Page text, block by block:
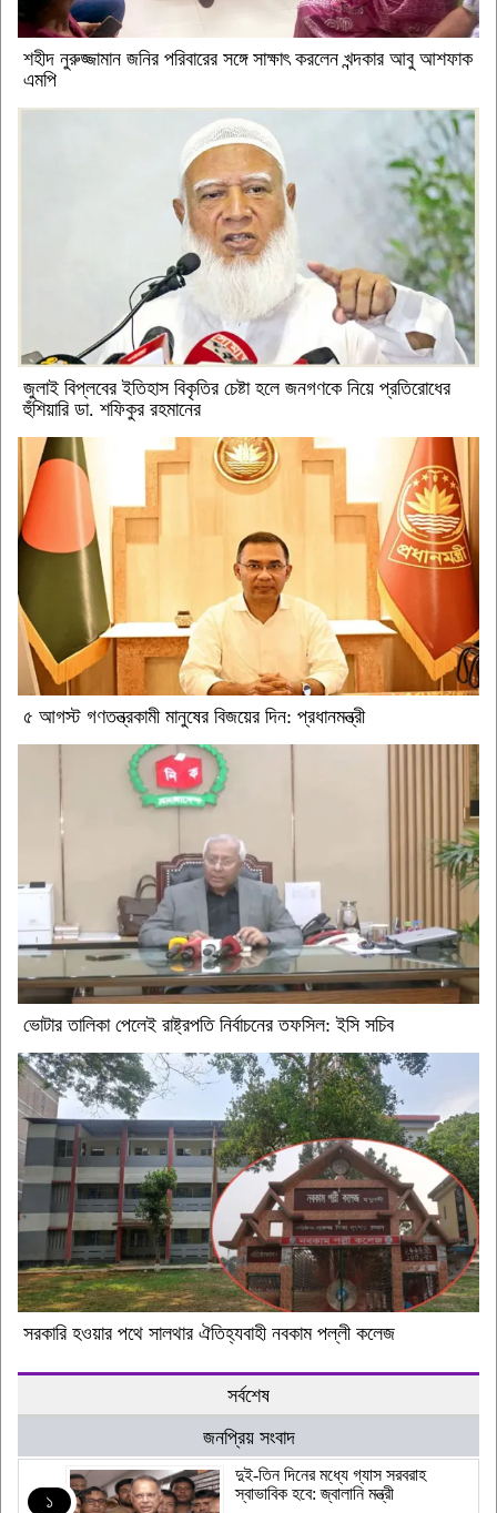
শহীদ নুরুজ্জামান জনির পরিবারের সঙ্গে সাক্ষাৎ করলেন খন্দকার আবু আশফাক
এমপি
জুলাই বিপ্লবের ইতিহাস বিকৃতির চেষ্টা হলে জনগণকে নিয়ে প্রতিরোধের
হুঁশিয়ারি ডা. শফিকুর রহমানের
৫ আগস্ট গণতন্ত্রকামী মানুষের বিজয়ের দিন: প্রধানমন্ত্রী
ভোটার তালিকা পেলেই রাষ্ট্রপতি নির্বাচনের তফসিল: ইসি সচিব
সরকারি হওয়ার পথে সালথার ঐতিহ্যবাহী নবকাম পল্লী কলেজ
সর্বশেষ
জনপ্রিয় সংবাদ
১
দুই-তিন দিনের মধ্যে গ্যাস সরবরাহ
স্বাভাবিক হবে: জ্বালানি মন্ত্রী